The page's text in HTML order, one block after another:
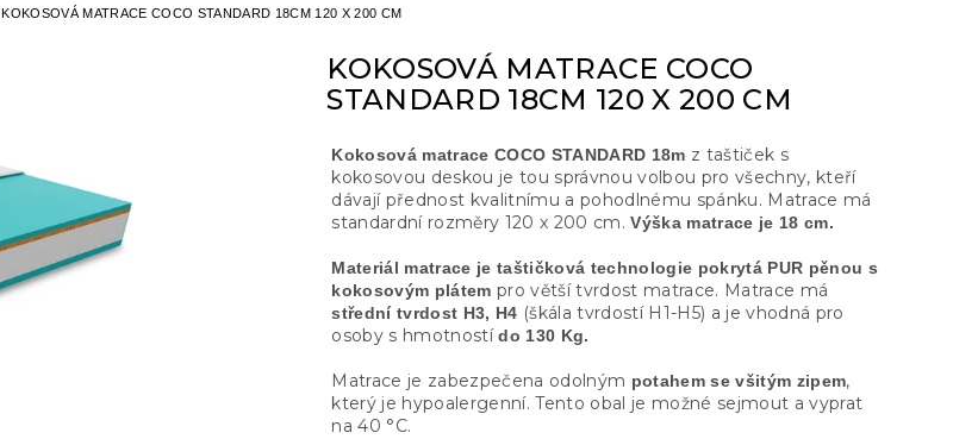
KOKOSOVÁ MATRACE COCO STANDARD 18CM 120 X 200 CM
KOKOSOVÁ MATRACE COCO
STANDARD 18CM 120 X 200 CM
Kokosová matrace COCO STANDARD 18m z taštiček s
kokosovou deskou je tou správnou volbou pro všechny, kteří
dávají přednost kvalitnímu a pohodlnému spánku. Matrace má
standardní rozměry 120 x 200 cm.Výška matrace je 18 cm.
Materiál matrace je taštičková technologie pokrytá PUR pěnou s
kokosovým plátempro větší tvrdost matrace. Matrace má
střední tvrdost H3, H4 (škála tvrdostí H1-H5) a je vhodná pro
osoby s hmotnostído 130 Kg.
Matrace je zabezpečena odolným potahem se všitým zipem,
který je hypoalergenní. Tento obal je možné sejmout a vyprat
na 40 °C.